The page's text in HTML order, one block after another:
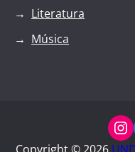
Literatura
Música